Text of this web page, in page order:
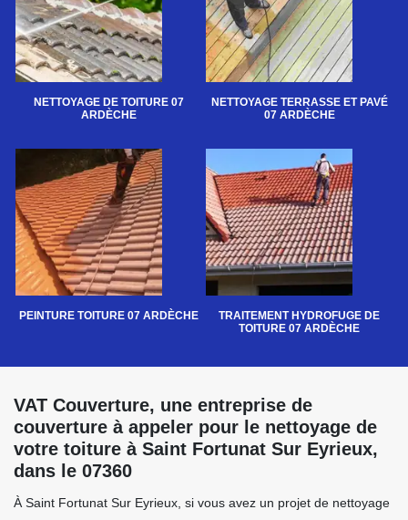
NETTOYAGE DE TOITURE 07
ARDÈCHE
NETTOYAGE TERRASSE ET PAVÉ
07 ARDÈCHE
PEINTURE TOITURE 07 ARDÈCHE
TRAITEMENT HYDROFUGE DE
TOITURE 07 ARDÈCHE
VAT Couverture, une entreprise de
couverture à appeler pour le nettoyage de
votre toiture à Saint Fortunat Sur Eyrieux,
dans le 07360
À Saint Fortunat Sur Eyrieux, si vous avez un projet de nettoyage